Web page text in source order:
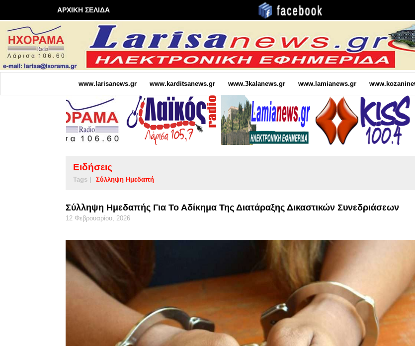
ΑΡΧΙΚΗ ΣΕΛΙΔΑ
www.larisanews.gr www.karditsanews.gr www.3kalanews.gr www.lamianews.gr
Ειδήσεις
Tags | Σύλληψη Ημεδαπή
Σύλληψη Ημεδαπής Για Το Αδίκημα Της Διατάραξης Δικαστικών Συνεδριάσεων
12 Φεβρουαρίου, 2026